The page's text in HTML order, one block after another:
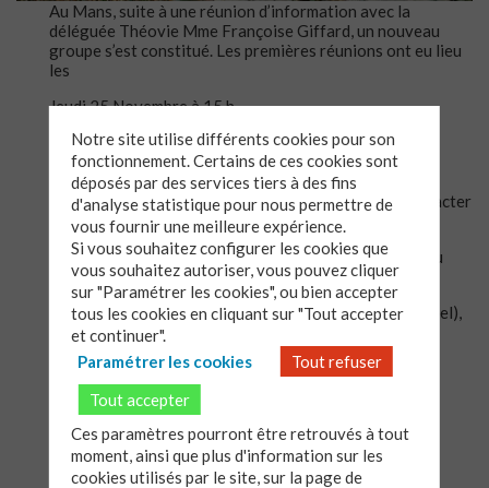
Au Mans, suite à une réunion d’information avec la
déléguée Théovie Mme Françoise Giffard, un nouveau
groupe s’est constitué. Les premières réunions ont eu lieu
les
Jeudi 25 Novembre à 15 h
Jeudi 20 Janvier à 15h
Jeudi 10 Février à 15h
Pour les dates des prochaines réunions, merci de contacter
directement Mme Hélène Mirabel.
Le partage portera sur les quatre premières entrées du
module «Pour une première approche de la Bible
« Un vieux texte pour dire notre humanité » (Caïn et Abel),
« Une page d’histoire et de promesse » (la naissance de
Samuel), « L’appel d’un prophète » (Jérémie) et « Les
réflexions d’un sage » (Ecclésiaste ou Qohéleth)…
Pour plus de renseignement, contactez Mme Hélène
Mirabel au 02 43 81 26 68.
Notre site utilise différents cookies pour son
fonctionnement. Certains de ces cookies sont
déposés par des services tiers à des fins
d'analyse statistique pour nous permettre de
vous fournir une meilleure expérience.
Si vous souhaitez configurer les cookies que
vous souhaitez autoriser, vous pouvez cliquer
sur "Paramétrer les cookies", ou bien accepter
tous les cookies en cliquant sur "Tout accepter
et continuer".
Paramétrer les cookies
Tout refuser
Tout accepter
Ces paramètres pourront être retrouvés à tout
moment, ainsi que plus d'information sur les
cookies utilisés par le site, sur la page de